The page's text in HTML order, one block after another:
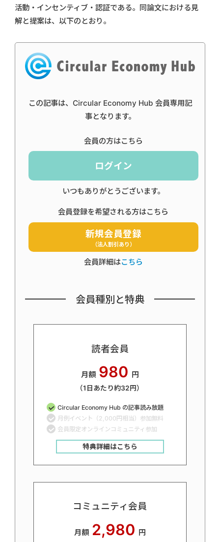
活動・インセンティブ・認証である。同論文における見
解と提案は、以下のとおり。
この記事は、Circular Economy Hub 会員専用記
事となります。
会員の方はこちら
ログイン
いつもありがとうございます。
会員登録を希望される方はこちら
新規会員登録
（法人割引あり）
会員詳細はこちら
会員種別と特典
読者会員
月額 980 円
（1日あたり約32円）
Circular Economy Hub の記事読み放題
月例イベント（2,000円相当）参加無料
会員限定オンラインコミュニティ参加
特典詳細はこちら
コミュニティ会員
月額 2,980 円